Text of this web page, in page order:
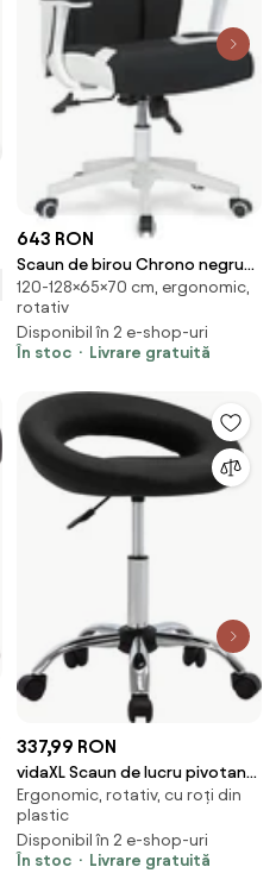
643 RON
Scaun de birou Chrono negru
alb
120-128×65×70 cm, ergonomic,
rotativ
Disponibil în 2 e-shop-uri
În stoc
Livrare gratuită
337,99 RON
vidaXL Scaun de lucru pivotant,
negru, piele ecologică
Ergonomic, rotativ, cu roți din
plastic
Disponibil în 2 e-shop-uri
În stoc
Livrare gratuită